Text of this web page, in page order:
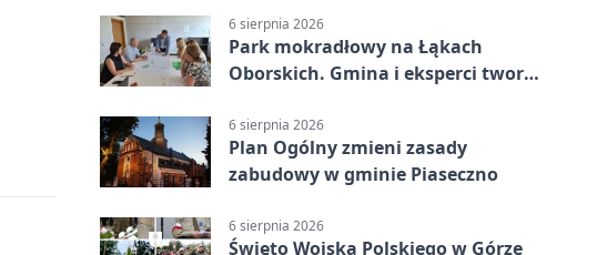
6 sierpnia 2026
Park mokradłowy na Łąkach
Oborskich. Gmina i eksperci tworzą
6 sierpnia 2026
Plan Ogólny zmieni zasady
zabudowy w gminie Piaseczno
6 sierpnia 2026
Święto Wojska Polskiego w Górze